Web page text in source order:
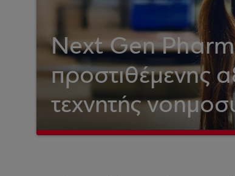
Next Gen
προστιθέμενης
τεχνητής